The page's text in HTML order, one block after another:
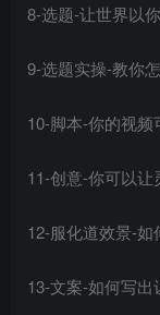
8-选题-让世界以
9-选题实操-教你
10-脚本-你的视
11-创意-你可以
12-服化道效景-
13-文案-如何写